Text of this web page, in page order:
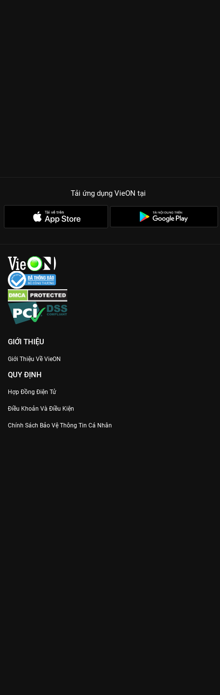
Tải ứng dụng VieON tại
GIỚI THIỆU
Giới Thiệu Về VieON
QUY ĐỊNH
Hợp Đồng Điện Tử
Điều Khoản Và Điều Kiện
Chính Sách Bảo Vệ Thông Tin Cá Nhân